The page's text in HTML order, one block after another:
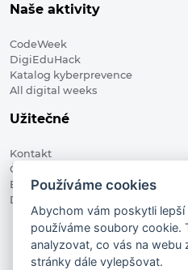
Naše aktivity
CodeWeek
DigiEduHack
Katalog kyberprevence
All digital weeks
Užitečné
Kontakt
Členské organizace
Blog
Digitalizace ve vzdělávání
DigiKoalice 2021.
Vstup do
Používáme cookies
Abychom vám poskytli lepší
používáme soubory cookie.
analyzovat, co vás na webu
stránky dále vylepšovat.